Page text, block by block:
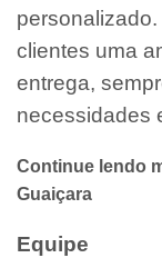
clientes uma
entrega,
necessidades
Continue lendo
Guaiçara
Equipe